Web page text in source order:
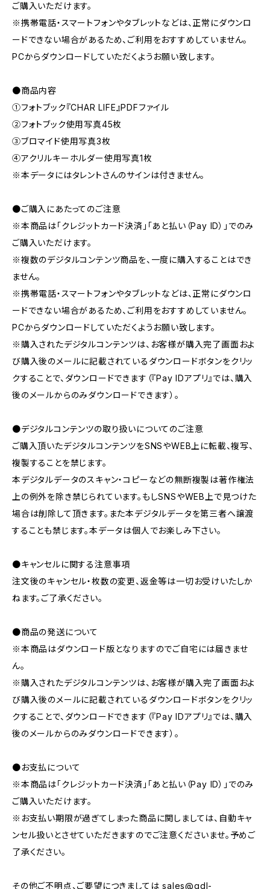
ご購入いただけます。
※携帯電話・スマートフォンやタブレットなどは、正常にダウンロ
ードできない場合があるため、ご利用をおすすめしていません。
PCからダウンロードしていただくようお願い致します。
●商品内容
①フォトブック『CHAR LIFE』PDFファイル
②フォトブック使用写真45枚
③ブロマイド使用写真3枚
④アクリルキーホルダー使用写真1枚
※本データにはタレントさんのサインは付きません。
●ご購入にあたってのご注意
※本商品は「クレジットカード決済」「あと払い（Pay ID）」でのみ
ご購入いただけます。
※複数のデジタルコンテンツ商品を、一度に購入することはでき
ません。
※携帯電話・スマートフォンやタブレットなどは、正常にダウンロ
ードできない場合があるため、ご利用をおすすめしていません。
PCからダウンロードしていただくようお願い致します。
※購入されたデジタルコンテンツは、お客様が購入完了画面およ
び購入後のメールに記載されているダウンロードボタンをクリッ
クすることで、ダウンロードできます（『Pay IDアプリ』では、購入
後のメールからのみダウンロードできます）。
●デジタルコンテンツの取り扱いについてのご注意
ご購入頂いたデジタルコンテンツをSNSやWEB上に転載、複写、
複製することを禁じます。
本デジタルデータのスキャン・コピーなどの無断複製は著作権法
上の例外を除き禁じられています。もしSNSやWEB上で見つけた
場合は削除して頂きます。また本デジタルデータを第三者へ譲渡
することも禁じます。本データは個人でお楽しみ下さい。
●キャンセルに関する注意事項
注文後のキャンセル・枚数の変更、返金等は一切お受けいたしか
ねます。ご了承ください。
●商品の発送について
※本商品はダウンロード版となりますのでご自宅には届きませ
ん。
※購入されたデジタルコンテンツは、お客様が購入完了画面およ
び購入後のメールに記載されているダウンロードボタンをクリッ
クすることで、ダウンロードできます（『Pay IDアプリ』では、購入
後のメールからのみダウンロードできます）。
●お支払について
※本商品は「クレジットカード決済」「あと払い（Pay ID）」でのみ
ご購入いただけます。
※お支払い期限が過ぎてしまった商品に関しましては、自動キャ
ンセル扱いとさせていただきますのでご注意くださいませ。予めご
了承ください。
その他ご不明点、ご要望につきましてはsales@gdl-